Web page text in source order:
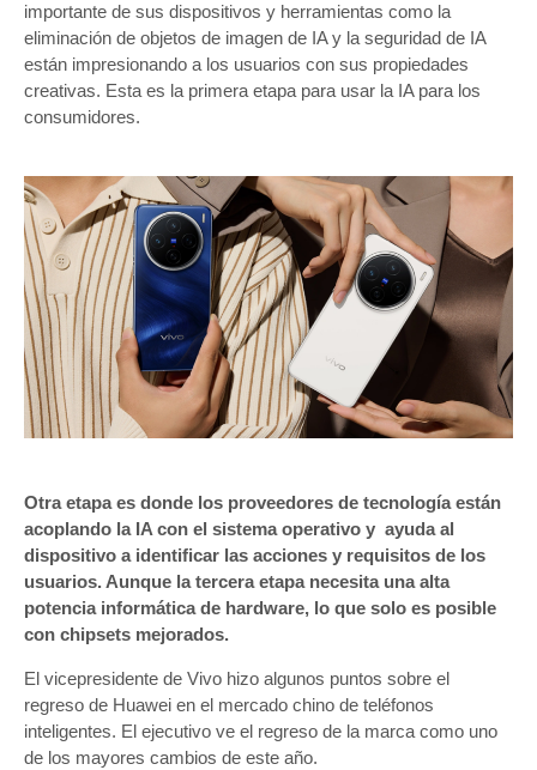
importante de sus dispositivos y herramientas como la
eliminación de objetos de imagen de IA y la seguridad de IA
están impresionando a los usuarios con sus propiedades
creativas. Esta es la primera etapa para usar la IA para los
consumidores.
Otra etapa es donde los proveedores de tecnología están
acoplando la IA con el sistema operativo y ayuda al
dispositivo a identificar las acciones y requisitos de los
usuarios. Aunque la tercera etapa necesita una alta
potencia informática de hardware, lo que solo es posible
con chipsets mejorados.
El vicepresidente de Vivo hizo algunos puntos sobre el
regreso de Huawei en el mercado chino de teléfonos
inteligentes. El ejecutivo ve el regreso de la marca como uno
de los mayores cambios de este año.